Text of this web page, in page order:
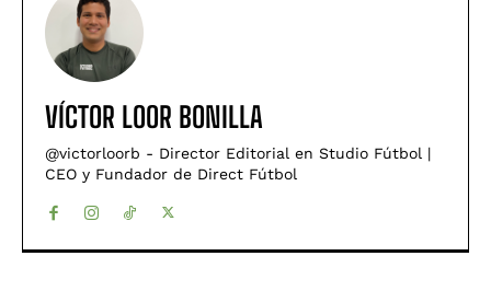
VÍCTOR LOOR BONILLA
@victorloorb - Director Editorial en Studio Fútbol |
CEO y Fundador de Direct Fútbol